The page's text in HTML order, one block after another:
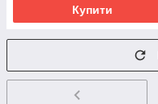
Купити